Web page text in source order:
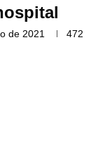
de 2021
472